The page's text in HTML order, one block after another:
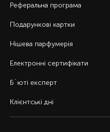
Реферальна програма
Подарункові картки
Нішева парфумерія
Електронні сертифікати
Б`юті експерт
Клієнтські дні